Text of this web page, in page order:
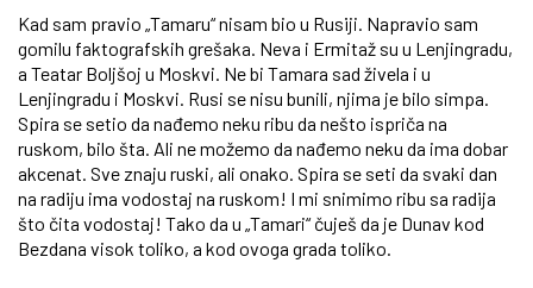
Kad sam pravio „Tamaru“ nisam bio u Rusiji. Napravio sam
gomilu faktografskih grešaka. Neva i Ermitaž su u Lenjingradu,
a Teatar Boljšoj u Moskvi. Ne bi Tamara sad živela i u
Lenjingradu i Moskvi. Rusi se nisu bunili, njima je bilo simpa.
Spira se setio da nađemo neku ribu da nešto ispriča na
ruskom, bilo šta. Ali ne možemo da nađemo neku da ima dobar
akcenat. Sve znaju ruski, ali onako. Spira se seti da svaki dan
na radiju ima vodostaj na ruskom! I mi snimimo ribu sa radija
što čita vodostaj! Tako da u „Tamari“ čuješ da je Dunav kod
Bezdana visok toliko, a kod ovoga grada toliko.